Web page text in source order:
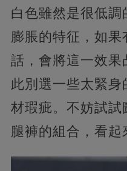
白色雖然是很低調
膨脹的特征，如
話，會將這一效果
此別選一些太緊
材瑕疵。不妨試試
腿褲的組合，看起